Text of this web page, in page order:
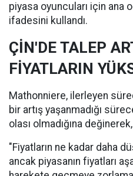
piyasa oyuncuları için ana
ifadesini kullandı.
ÇİN'DE TALEP
FİYATLARIN
Mathonniere, ilerleyen
bir artış yaşanmadığı
olası olmadığına
"Fiyatların ne kadar daha
ancak piyasanın fiyatları